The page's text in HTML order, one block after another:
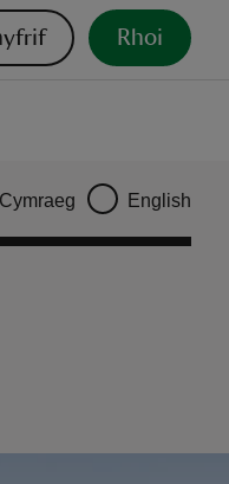
Rhoi
Cymraeg English